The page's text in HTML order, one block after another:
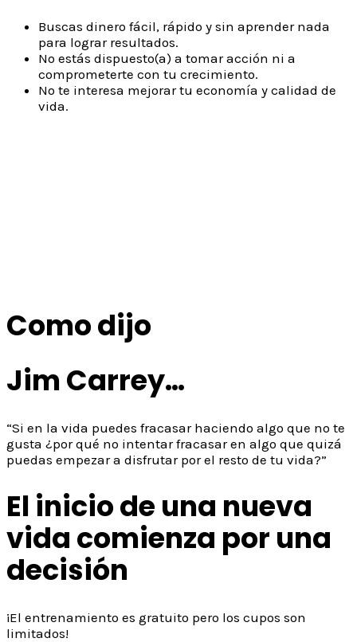
Buscas dinero fácil, rápido y sin aprender nada
para lograr resultados.
No estás dispuesto(a) a tomar acción ni a
comprometerte con tu crecimiento.
No te interesa mejorar tu economía y calidad de
vida.
Como dijo
Jim Carrey…
“Si en la vida puedes fracasar haciendo algo que no te
gusta ¿por qué no intentar fracasar en algo que quizá
puedas empezar a disfrutar por el resto de tu vida?”
El inicio de una nueva
vida comienza por una
decisión
¡El entrenamiento es gratuito pero los cupos son
limitados!